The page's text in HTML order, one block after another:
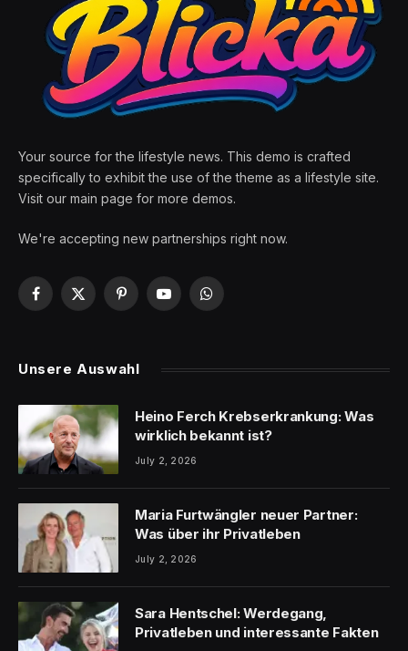
Your source for the lifestyle news. This demo is crafted
specifically to exhibit the use of the theme as a lifestyle site.
Visit our main page for more demos.
We're accepting new partnerships right now.
Facebook
X
PinterestYouTubeWhatsApp
Unsere Auswahl
Heino Ferch Krebserkrankung: Was
wirklich bekannt ist?
July 2, 2026
Maria Furtwängler neuer Partner:
Was über ihr Privatleben
July 2, 2026
Sara Hentschel: Werdegang,
Privatleben und interessante Fakten